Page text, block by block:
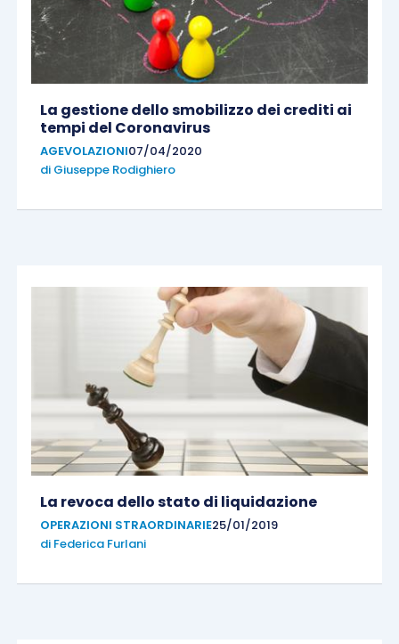
La gestione dello smobilizzo dei crediti ai
tempi del Coronavirus
AGEVOLAZIONI07/04/2020
di Giuseppe Rodighiero
La revoca dello stato di liquidazione
OPERAZIONI STRAORDINARIE25/01/2019
di Federica Furlani